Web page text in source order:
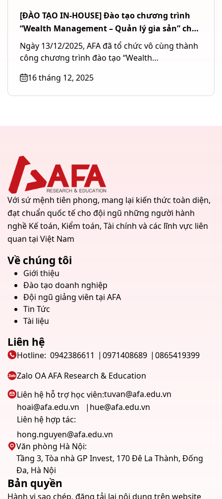
[ĐÀO TẠO IN-HOUSE] Đào tạo chương trình
“Wealth Management – Quản lý gia sản” cho
Ngân hàng TMCP Quốc tế Việt Nam (VIB) tại
TP. Hồ Chí Minh
Ngày 13/12/2025, AFA đã tổ chức vô cùng thành
công chương trình đào tạo “Wealth
16 tháng 12, 2025
Với sứ mệnh tiên phong, mang lại kiến thức toàn diện,
đạt chuẩn quốc tế cho đội ngũ những người hành
nghề Kế toán, Kiểm toán, Tài chính và các lĩnh vực liên
quan tại Việt Nam
Về chúng tôi
Giới thiệu
Đào tạo doanh nghiệp
Đội ngũ giảng viên tại AFA
Tin Tức
Tài liệu
Liên hệ
Hotline: 0942386611 0971408689
0865419399
Zalo OA AFA Research & Education
Liên hệ hỗ trợ học viên:tuvan@afa.edu.vn
hoai@afa.edu.vn
hue@afa.edu.vn
Liên hệ hợp tác:
hong.nguyen@afa.edu.vn
Văn phòng Hà Nội:
Tầng 3, Tòa nhà GP Invest, 170 Đê La Thành, Đống
Đa, Hà Nội
Bản quyền
Hành vi sao chép, đăng tải lại nội dung trên website